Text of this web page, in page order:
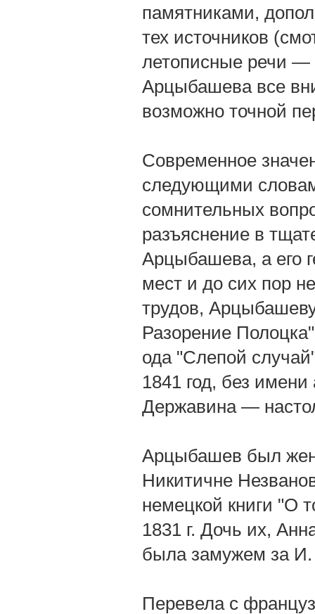
памятниками,
тех источников
летописные речи —
Арцыбашева все
возможно точной
Современное
следующими
сомнительных
разъяснение в
Арцыбашева, а его
мест и до сих пор
трудов,
Разорение
ода "Слепой
1841 год, без
Державина —
Арцыбашев был
Никитичне
немецкой книги "О
1831 г. Дочь их,
была замужем за
Перевела с